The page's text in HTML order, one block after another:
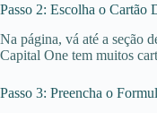
Passo 2: Escolha o Cartão
Na página, vá até a seção
Capital One tem muitos
Passo 3: Preencha o